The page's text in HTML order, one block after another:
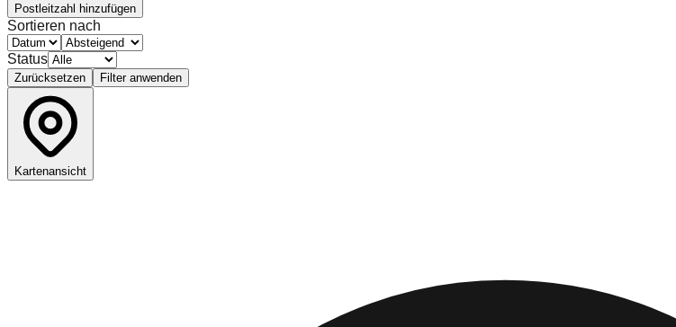
Postleitzahl hinzufügen
Sortieren nach
Status
Zurücksetzen Filter anwenden
Kartenansicht